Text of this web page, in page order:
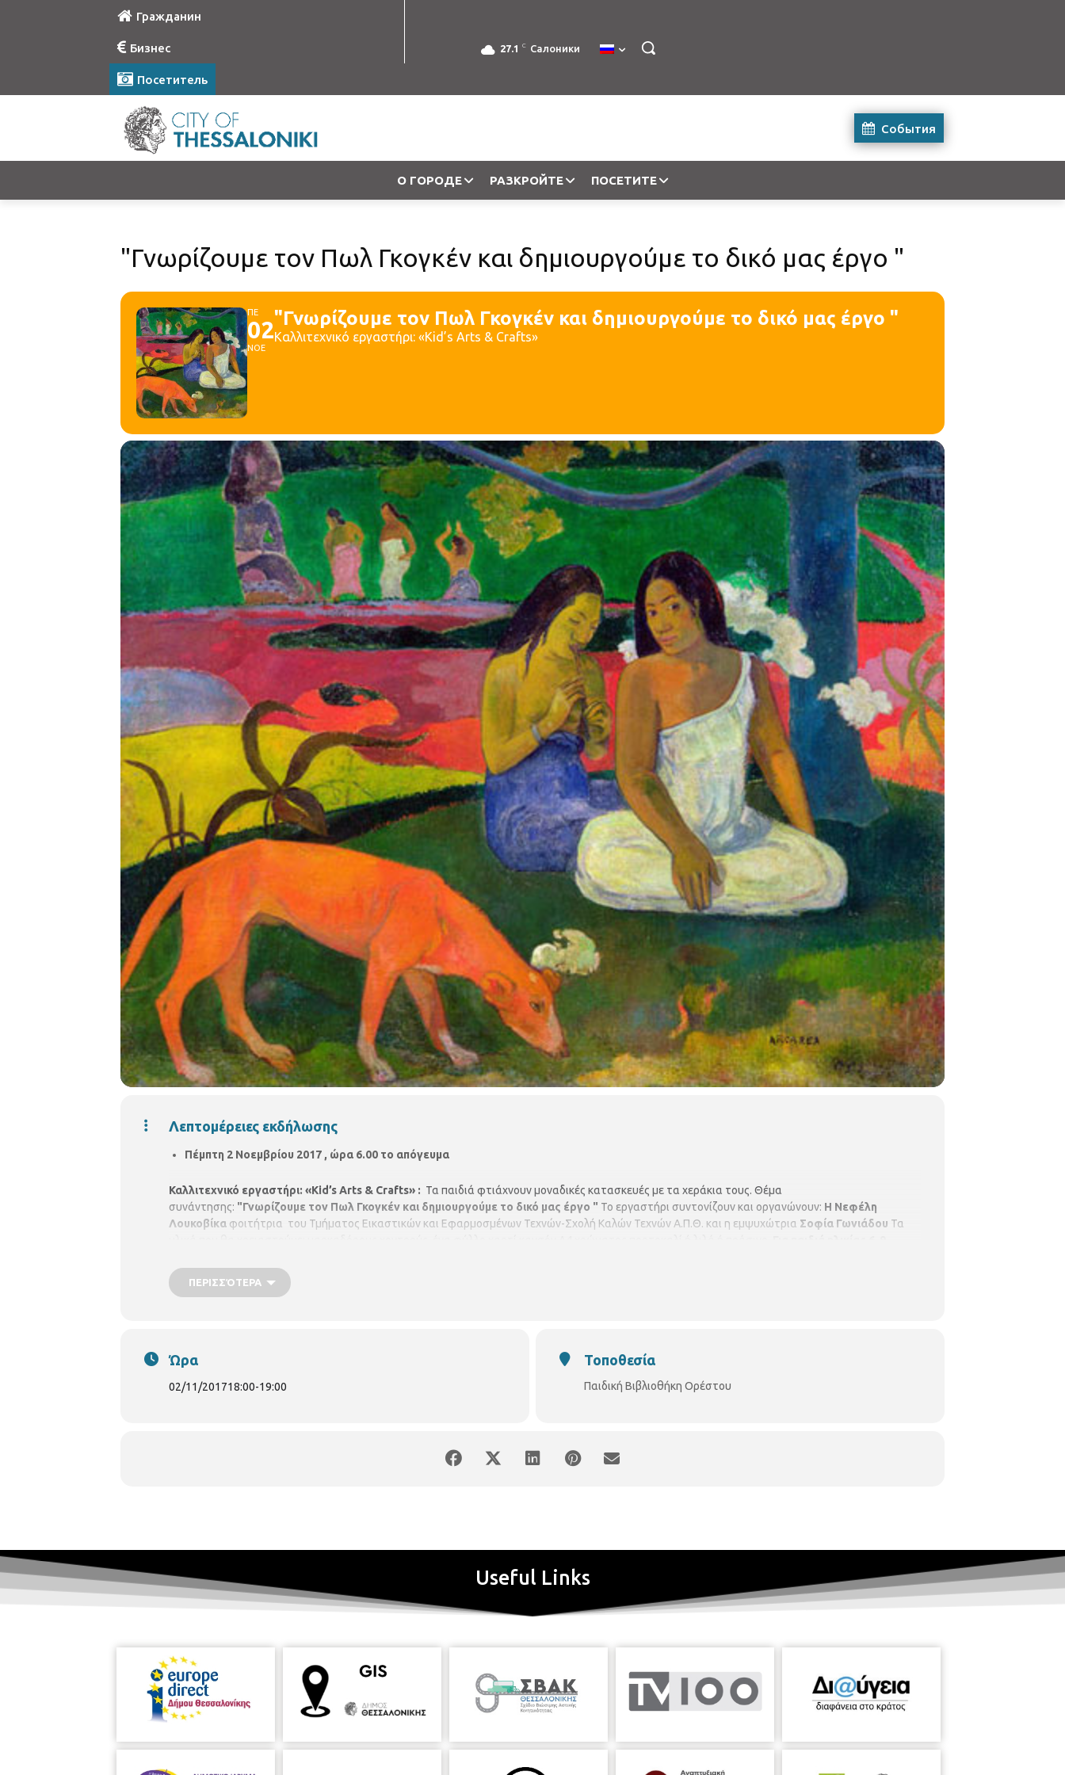
Гражданин
Бизнес
Посетитель
27.1 C Салоники
События
О ГОРОДЕ РАЗКРОЙТЕ ПОСЕТИТЕ
"Γνωρίζουμε τον Πωλ Γκογκέν και δημιουργούμε το δικό μας έργο "
ΠΕ
02
ΝΟΕ
"Γνωρίζουμε τον Πωλ Γκογκέν και δημιουργούμε το δικό μας έργο "
Καλλιτεχνικό εργαστήρι: «Kid’s Arts & Crafts»
Λεπτομέρειες εκδήλωσης
Πέμπτη 2 Νοεμβρίου 2017 , ώρα 6.00 το απόγευμα
Καλλιτεχνικό εργαστήρι: «Kid’s Arts & Crafts» : Τα παιδιά φτιάχνουν μοναδικές κατασκευές με τα χεράκια τους. Θέμα
συνάντησης: "Γνωρίζουμε τον Πωλ Γκογκέν και δημιουργούμε το δικό μας έργο " Το εργαστήρι συντονίζουν και οργανώνουν: Η Νεφέλη
Λουκοβίκα φοιτήτρια του Τμήματος Εικαστικών και Εφαρμοσμένων Τεχνών-Σχολή Καλών Τεχνών Α.Π.Θ. και η εμψυχώτρια Σοφία Γωνιάδου Τα
ΠΕΡΙΣΣΌΤΕΡΑ
Ώρα
02/11/201718:00-19:00
Τοποθεσία
Παιδική Βιβλιοθήκη Ορέστου
Useful Links